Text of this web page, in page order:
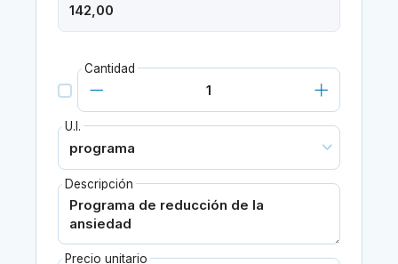
Cantidad
U.I.
Descripción
Precio unitario